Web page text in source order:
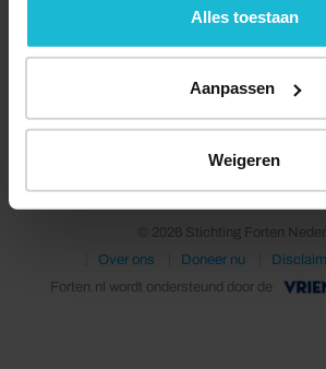
de knoppen accepteren, beheren of
Alles toestaan
Aanpassen
Weigeren
© 2026 Stichting Forten
Over ons
Doneer nu
Forten.nl wordt ondersteund door de